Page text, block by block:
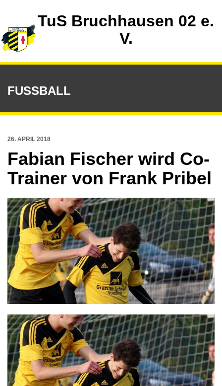
TuS Bruchhausen 02 e.
V.
FUSSBALL
26. APRIL 2018
Fabian Fischer wird Co-
Trainer von Frank Pribel